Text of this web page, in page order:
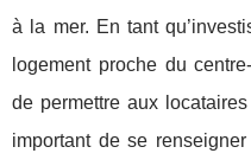
à la mer. En tant
logement proche du
de permettre aux
important de se